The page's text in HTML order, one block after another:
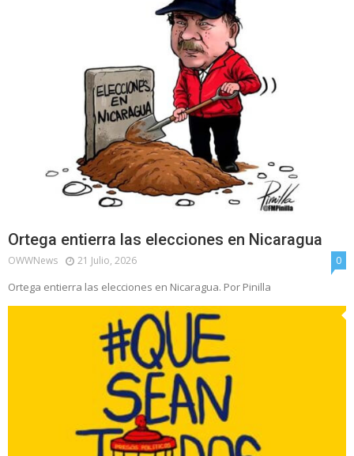
Ortega entierra las elecciones en Nicaragua
OWWNews 21 Julio, 2026 0
Ortega entierra las elecciones en Nicaragua. Por Pinilla